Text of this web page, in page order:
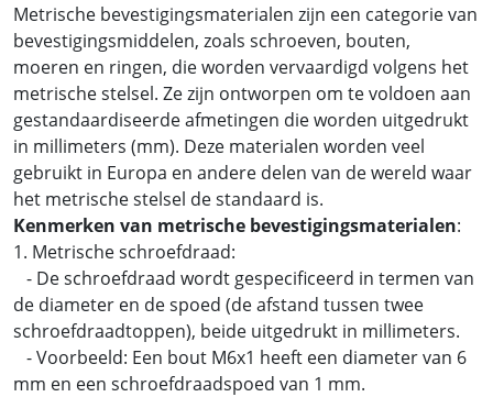
Metrische bevestigingsmaterialen zijn een categorie van
bevestigingsmiddelen, zoals schroeven, bouten,
moeren en ringen, die worden vervaardigd volgens het
metrische stelsel. Ze zijn ontworpen om te voldoen aan
gestandaardiseerde afmetingen die worden uitgedrukt
in millimeters (mm). Deze materialen worden veel
gebruikt in Europa en andere delen van de wereld waar
het metrische stelsel de standaard is.
Kenmerken van metrische bevestigingsmaterialen:
1. Metrische schroefdraad:
- De schroefdraad wordt gespecificeerd in termen van
de diameter en de spoed (de afstand tussen twee
schroefdraadtoppen), beide uitgedrukt in millimeters.
- Voorbeeld: Een bout M6x1 heeft een diameter van 6
mm en een schroefdraadspoed van 1 mm.